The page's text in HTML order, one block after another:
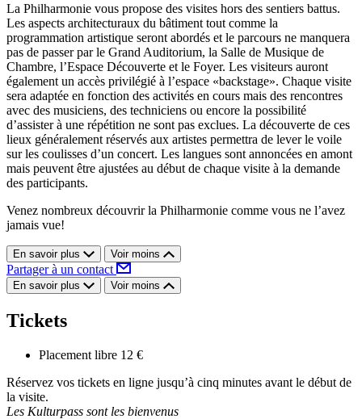
La Philharmonie vous propose des visites hors des sentiers battus.
Les aspects architecturaux du bâtiment tout comme la
programmation artistique seront abordés et le parcours ne manquera
pas de passer par le Grand Auditorium, la Salle de Musique de
Chambre, l’Espace Découverte et le Foyer. Les visiteurs auront
également un accès privilégié à l’espace «backstage». Chaque visite
sera adaptée en fonction des activités en cours mais des rencontres
avec des musiciens, des techniciens ou encore la possibilité
d’assister à une répétition ne sont pas exclues. La découverte de ces
lieux généralement réservés aux artistes permettra de lever le voile
sur les coulisses d’un concert. Les langues sont annoncées en amont
mais peuvent être ajustées au début de chaque visite à la demande
des participants.
Venez nombreux découvrir la Philharmonie comme vous ne l’avez
jamais vue!
En savoir plus Voir moins
Partager à un contact
En savoir plus Voir moins
Tickets
Placement libre 12 €
Réservez vos tickets en ligne jusqu’à cinq minutes avant le début de
la visite.
Les Kulturpass sont les bienvenus